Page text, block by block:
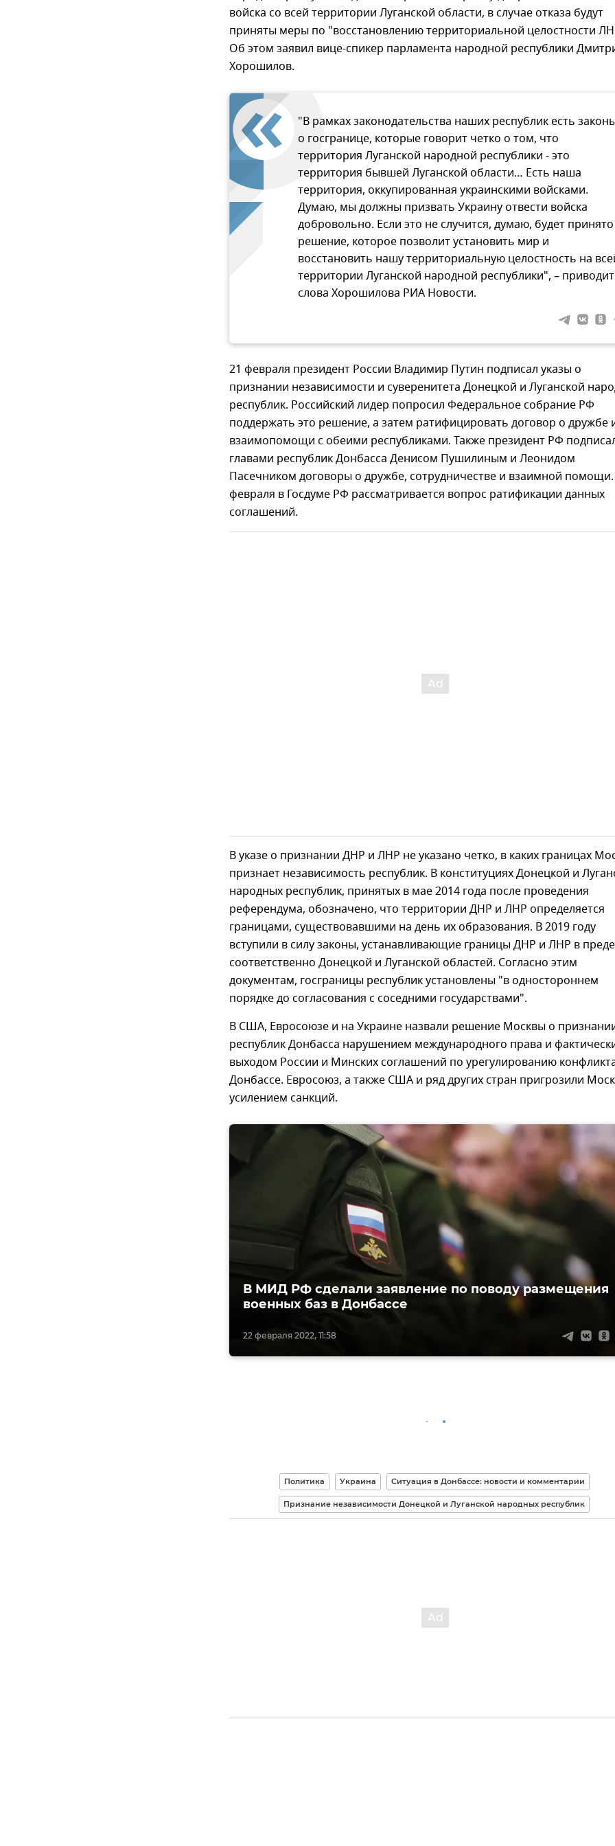
войска со всей территории Луганской области, в случае отказа будут
приняты меры по "восстановлению территориальной целостности
Об этом заявил вице-спикер парламента народной республики
Хорошилов.
"В рамках законодательства наших республик есть
о госгранице, которые говорит четко о том, что
территория Луганской народной республики - это
территория бывшей Луганской области… Есть наша
территория, оккупированная украинскими войсками.
Думаю, мы должны призвать Украину отвести войска
добровольно. Если это не случится, думаю, будет принято
решение, которое позволит установить мир и
восстановить нашу территориальную целостность на
территории Луганской народной республики", – приводит
слова Хорошилова РИА Новости.
21 февраля президент России Владимир Путин подписал указы о
признании независимости и суверенитета Донецкой и Луганской
республик. Российский лидер попросил Федеральное собрание РФ
поддержать это решение, а затем ратифицировать договор о дружбе
взаимопомощи с обеими республиками. Также президент РФ
главами республик Донбасса Денисом Пушилиным и Леонидом
Пасечником договоры о дружбе, сотрудничестве и взаимной
февраля в Госдуме РФ рассматривается вопрос ратификации данных
соглашений.
В указе о признании ДНР и ЛНР не указано четко, в каких границах
признает независимость республик. В конституциях Донецкой и
народных республик, принятых в мае 2014 года после проведения
референдума, обозначено, что территории ДНР и ЛНР определяется
границами, существовавшими на день их образования. В 2019 году
вступили в силу законы, устанавливающие границы ДНР и ЛНР в
соответственно Донецкой и Луганской областей. Согласно этим
документам, госграницы республик установлены "в одностороннем
порядке до согласования с соседними государствами".
В США, Евросоюзе и на Украине назвали решение Москвы о
республик Донбасса нарушением международного права и
выходом России и Минских соглашений по урегулированию
Донбассе. Евросоюз, а также США и ряд других стран пригрозили
усилением санкций.
22 февраля 2022, 11:58
В МИД РФ сделали заявление по поводу размещения
военных баз в Донбассе
Политика Украина Ситуация в Донбассе: новости и комментарии
Признание независимости Донецкой и Луганской народных республик